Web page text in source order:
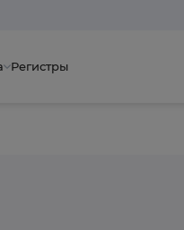
Регистры